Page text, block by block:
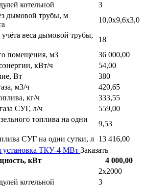
котельной
3
дымовой трубы, м
10,0х9,6х3,0
учёта веса дымовой трубы,
18
помещения, м3
36 000,00
кВт/ч
54,00
Вт
380
м3/ч
420,65
кг/ч
333,55
СУГ, л/ч
559,00
топлива на одни
9,53
СУГ на одни сутки, л 13 416,00
установка ТКУ-4 МВт Заказать
кВт
4 000,00
2х2000
котельной
3